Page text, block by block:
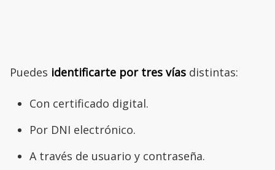
Puedes identificarte por tres vías distintas:
Con certificado digital.
Por DNI electrónico.
A través de usuario y contraseña.